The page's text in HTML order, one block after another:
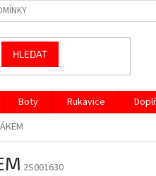
HLEDAT
Boty Rukavice
2S001630